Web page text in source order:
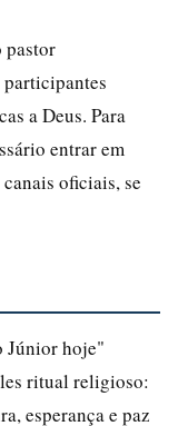
pastor
participantes
a Deus. Para
entrar em
oficiais, se
Júnior hoje"
ritual religioso:
esperança e paz